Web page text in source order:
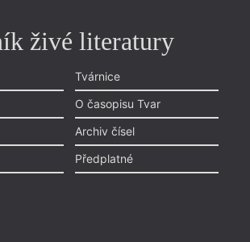
živé literatury
Tvárnice
O časopisu Tvar
Archiv čísel
Předplatné